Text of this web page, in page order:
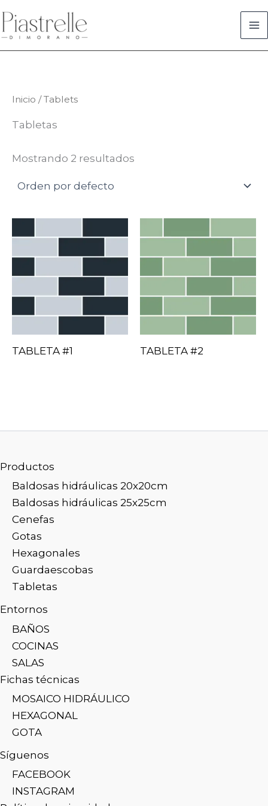
al
contenido
Inicio / Tablets
Tabletas
Mostrando 2 resultados
TABLETA #1 TABLETA #2
Productos
Baldosas hidráulicas 20x20cm
Baldosas hidráulicas 25x25cm
Cenefas
Gotas
Hexagonales
Guardaescobas
Tabletas
Entornos
BAÑOS
COCINAS
SALAS
Fichas técnicas
MOSAICO HIDRÁULICO
HEXAGONAL
GOTA
Síguenos
FACEBOOK
INSTAGRAM